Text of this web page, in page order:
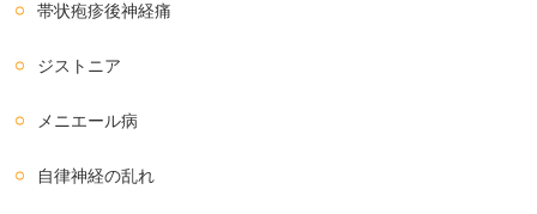
帯状疱疹後神経痛
ジストニア
メニエール病
自律神経の乱れ